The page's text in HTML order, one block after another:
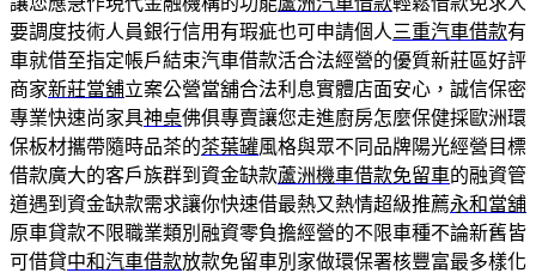
要調度技術人員銀行信用有瑕疵也可申請個人 三重汽車借款有
車就借至指定帳戶結束汽車借款活合法經營的優質新莊區好評
商家新莊當舖立案公營當舖合法利息實體店面安心，誠信保密
專業快速尚家具神桌佛俱專賣讓您走進廚房怎麼保健採歐洲環
保板材攜帶隨時品茶的茶葉罐風格與眾不同品牌陽光經營目標
借款廣大的客戶族群到資金缺款蘆洲機車借款免留車的融資管
道遇到資金缺款需求讓你快速借最熱又熱情超級推薦永和當舖
原車貸款不限職業類別融資零負擔經營的不限車種不論新舊皆
可借貸中和汽車借款放款免留車別家做環保署核豐富最多樣化